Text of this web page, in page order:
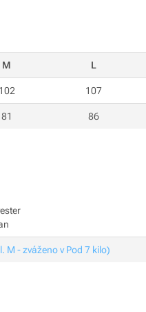
M L
102 107
81 86
M - zváženo v Pod 7 kilo)